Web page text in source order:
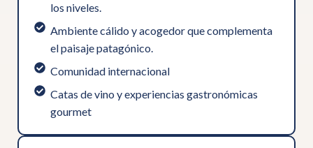
los niveles.
⁠Ambiente cálido y acogedor que complementa
el paisaje patagónico.
⁠Comunidad internacional
Catas de vino y experiencias gastronómicas
gourmet